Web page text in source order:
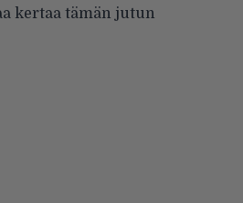
kertaa tämän jutun